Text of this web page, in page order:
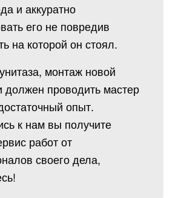
и аккуратно
его не повредив
на которой он стоял.
монтаж новой
должен проводить мастер
опыт.
к нам вы получите
работ от
своего дела,